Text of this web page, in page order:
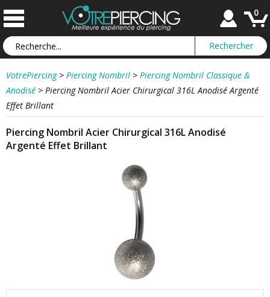
0
VotrePiercing > Piercing Nombril > Piercing Nombril Classique &
Anodisé > Piercing Nombril Acier Chirurgical 316L Anodisé Argenté
Effet Brillant
Piercing Nombril Acier Chirurgical 316L Anodisé
Argenté Effet Brillant